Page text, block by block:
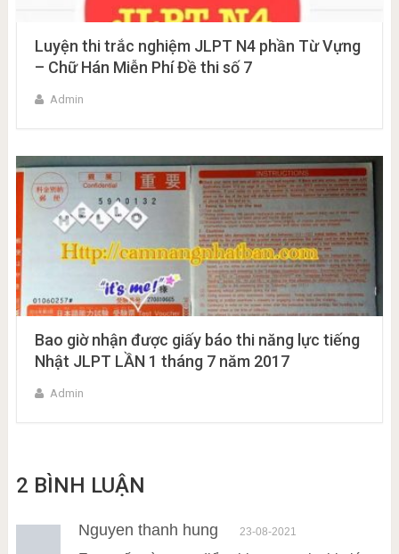
Luyện thi trắc nghiệm JLPT N4 phần Từ Vựng
– Chữ Hán Miễn Phí Đề thi số 7
Admin
Bao giờ nhận được giấy báo thi năng lực tiếng
Nhật JLPT LẦN 1 tháng 7 năm 2017
Admin
2 BÌNH LUẬN
Nguyen thanh hung 23-08-2021